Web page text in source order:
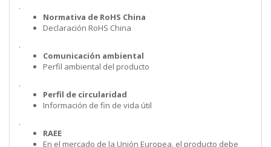
.
Normativa de RoHS China
Declaración RoHS China
.
Comunicación ambiental
Perfil ambiental del producto
.
Perfil de circularidad
Información de fin de vida útil
.
RAEE
En el mercado de la Unión Europea. el producto debe